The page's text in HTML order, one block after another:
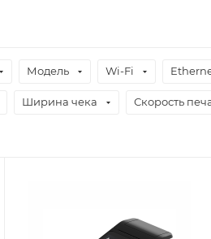
Модель Wi-Fi
Ширина чека Скорость